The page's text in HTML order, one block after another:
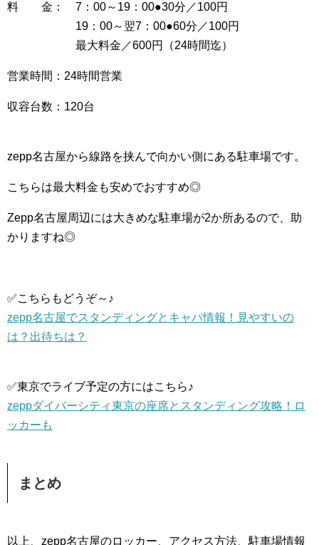
料 金： 7：00～19：00●30分／100円
19：00～翌7：00●60分／100円
最大料金／600円（24時間迄）
営業時間：24時間営業
収容台数：120台
zepp名古屋から線路を挟んで向かい側にある駐車場です。
こちらは最大料金も安めでおすすめ◎
Zepp名古屋周辺には大きめな駐車場が2か所あるので、助
かりますね◎
✅こちらもどうぞ～♪
zepp名古屋でスタンディングとキャパ情報！見やすいの
は？出待ちは？
✅東京でライブ予定の方にはこちら♪
zeppダイバーシティ東京の座席とスタンディング攻略！ロ
ッカーも
まとめ
以上、zepp名古屋のロッカー、アクセス方法、駐車場情報